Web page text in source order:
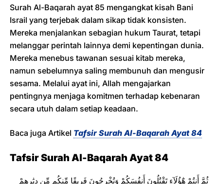
Surah Al-Baqarah ayat 85 mengangkat kisah Bani
Israil yang terjebak dalam sikap tidak konsisten.
Mereka menjalankan sebagian hukum Taurat, tetapi
melanggar perintah lainnya demi kepentingan dunia.
Mereka menebus tawanan sesuai kitab mereka,
namun sebelumnya saling membunuh dan mengusir
sesama. Melalui ayat ini, Allah mengajarkan
pentingnya menjaga komitmen terhadap kebenaran
secara utuh dalam setiap keadaan.
Baca juga Artikel Tafsir Surah Al-Baqarah Ayat 84
Tafsir Surah Al-Baqarah Ayat 84
ثُمَّ أَنتُمْ هَٰٓؤُلَآءِ تَقْتُلُونَ أَنفُسَكُمْ وَتُخْرِجُونَ فَرِيقًا مِّنكُم مِّن دِيَٰرِهِمْ